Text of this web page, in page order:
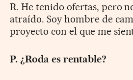
R. He tenido ofertas, pero
atraído. Soy hombre de
proyecto con el que me
P. ¿Roda es rentable?